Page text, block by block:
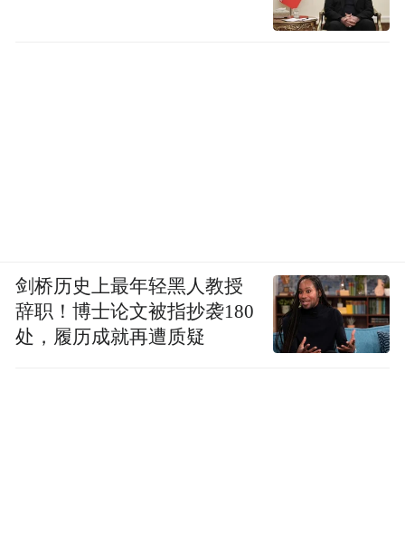
剑桥历史上最年轻黑人教授
辞职！博士论文被指抄袭180
处，履历成就再遭质疑